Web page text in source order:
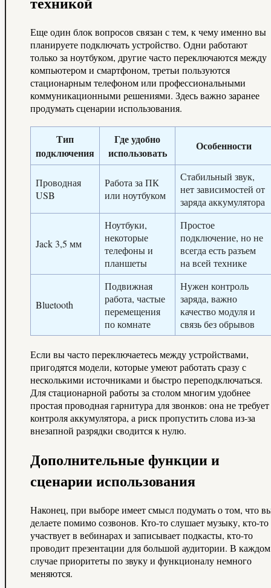
Еще один блок вопросов связан с тем, к чему именно вы
планируете подключать устройство. Одни работают
только за ноутбуком, другие часто переключаются между
компьютером и смартфоном, третьи пользуются
стационарным телефоном или профессиональными
коммуникационными решениями. Здесь важно заранее
продумать сценарии использования.
Тип
подключения
Где удобно
использовать
Особенности
Проводная
USB
Работа за ПК
или ноутбуком
Стабильный звук,
нет зависимостей от
заряда аккумулятора
Jack 3,5 мм
Ноутбуки,
некоторые
телефоны и
планшеты
Простое
подключение, но не
всегда есть разъем
на всей технике
Bluetooth
Подвижная
работа, частые
перемещения
по комнате
Нужен контроль
заряда, важно
качество модуля и
связь без обрывов
Если вы часто переключаетесь между устройствами,
пригодятся модели, которые умеют работать сразу с
несколькими источниками и быстро переподключаться.
Для стационарной работы за столом многим удобнее
простая проводная гарнитура для звонков: она не требует
контроля аккумулятора, а риск пропустить слова из-за
внезапной разрядки сводится к нулю.
Дополнительные функции и
сценарии использования
Наконец, при выборе имеет смысл подумать о том, что
делаете помимо созвонов. Кто-то слушает музыку, кто-то
участвует в вебинарах и записывает подкасты, кто-то
проводит презентации для большой аудитории. В каждом
случае приоритеты по звуку и функционалу немного
меняются.